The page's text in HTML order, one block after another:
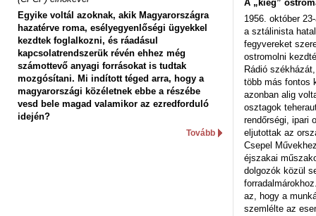
Egyike voltál azoknak, akik Magyarországra
hazatérve roma, esélyegyenlőségi ügyekkel
kezdtek foglalkozni, és ráadásul
kapcsolatrendszerük révén ehhez még
számottevő anyagi forrásokat is tudtak
mozgósítani. Mi indított téged arra, hogy a
magyarországi közéletnek ebbe a részébe
vesd bele magad valamikor az ezredforduló
idején?
Tovább
A „kieg”
1956. október
a sztálinista
fegyvereket
ostromolni
Rádió
több más fontos
azonban alig
osztagok
rendőrségi, ipari
eljutottak az
Csepel
éjszakai
dolgozók közül
az, hogy a
szemlélte az